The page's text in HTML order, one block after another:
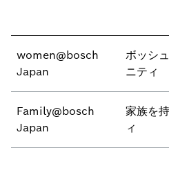
women@bosch
Japan
ボッシ
ニティ
Family@bosch
Japan
家族を
ィ